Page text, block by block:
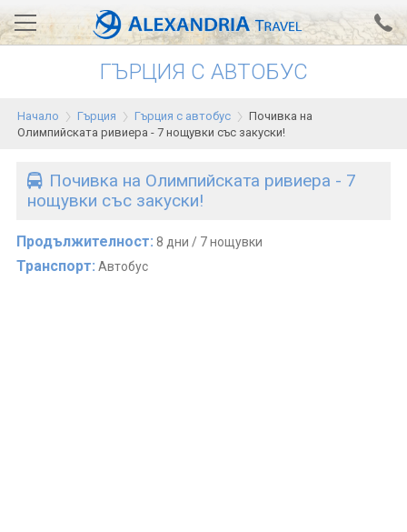
Вход за агенти Проверка на резервация
АЛЕКСАНДРИЯ хотели
Турция
Гърция
Египет
ГЪРЦИЯ С АВТОБУС
Начало Гърция Гърция с автобус
Почивка на
Олимпийската ривиера - 7 нощувки със закуски!
Почивка на Олимпийската ривиера - 7
нощувки със закуски!
Продължителност: 8 дни / 7 нощувки
Транспорт: Автобус